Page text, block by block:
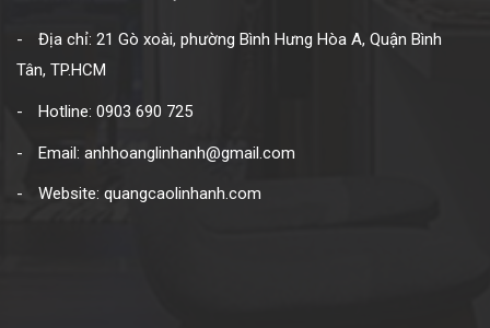
Địa chỉ: 21 Gò xoài, phường Bình Hưng Hòa A, Quận Bình
Tân, TP.HCM
Hotline: 0903 690 725
Email: anhhoanglinhanh@gmail.com
Website: quangcaolinhanh.com